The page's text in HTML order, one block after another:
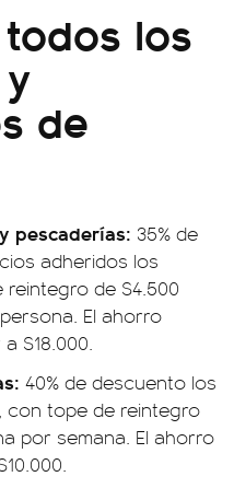
los
de
pescaderías: 35% de
adheridos los
de $4.500
El ahorro
$18.000.
40% de descuento los
con tope de reintegro
por semana. El ahorro